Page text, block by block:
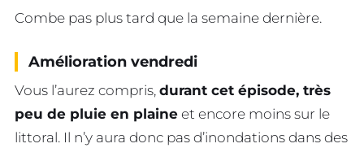
Combe pas plus tard que la semaine dernière.
Amélioration vendredi
Vous l’aurez compris, durant cet épisode, très
peu de pluie en plaine et encore moins sur le
littoral. Il n’y aura donc pas d’inondations dans des